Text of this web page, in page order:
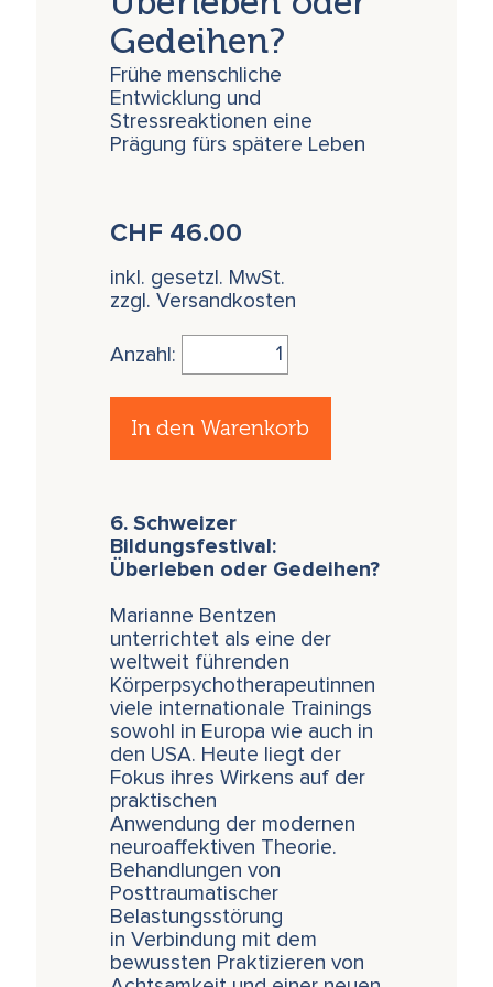
Gedeihen?
Frühe menschliche
Entwicklung und
Stressreaktionen eine
Prägung fürs spätere Leben
CHF 46.00
inkl. gesetzl. MwSt.
zzgl. Versandkosten
Anzahl:
In den Warenkorb
6. Schweizer
Bildungsfestival:
Überleben oder Gedeihen?
Marianne Bentzen
unterrichtet als eine der
weltweit führenden
Körperpsychotherapeutinnen
viele internationale Trainings
sowohl in Europa wie auch in
den USA. Heute liegt der
Fokus ihres Wirkens auf der
praktischen
Anwendung der modernen
neuroaffektiven Theorie.
Behandlungen von
Posttraumatischer
Belastungsstörung
in Verbindung mit dem
bewussten Praktizieren von